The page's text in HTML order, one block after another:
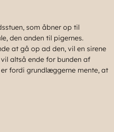
som åbner op til
den anden til pigernes.
at gå op ad den, vil en sirene
altså ende for bunden af
fordi grundlæggerne mente, at